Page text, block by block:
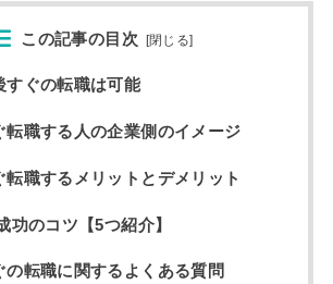
この記事の目次 [閉じる]
すぐの転職は可能
転職する人の企業側のイメージ
転職するメリットとデメリット
功のコツ【5つ紹介】
の転職に関するよくある質問